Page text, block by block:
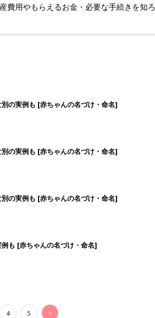
費用やもらえるお金・必要な手続きを知ろ
の実例も [赤ちゃんの名づけ・命名]
の実例も [赤ちゃんの名づけ・命名]
の実例も [赤ちゃんの名づけ・命名]
も [赤ちゃんの名づけ・命名]
4 5 >